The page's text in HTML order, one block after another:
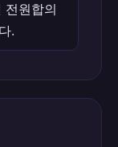
전원합의
.